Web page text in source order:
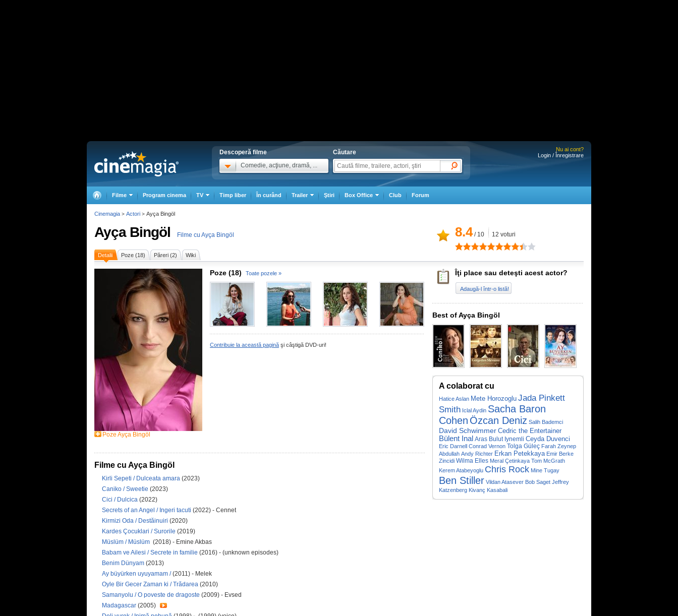
Descoperă filme
Comedie, acţiune, dramă, ...
Căutare
Nu ai cont?
Login / Înregistrare
Filme Program cinema TV Timp liber În curând Trailer Ştiri Box Office Club Forum
Ayça Bingöl Filme cu Ayça Bingöl 8.4/ 10 12 voturi
Detalii Poze (18) Păreri (2) Wiki
Poze Ayça Bingöl
Poze (18) Toate pozele »
Contribuie la această pagină şi câştigă DVD-uri!
Filme cu Ayça Bingöl
Kirli Sepeti / Dulceata amara (2023)
Caniko / Sweetie (2023)
Cici / Dulcica (2022)
Secrets of an Angel / Ingeri tacuti (2022) - Cennet
Kirmizi Oda / Destăinuiri (2020)
Kardes Çocuklari / Surorile (2019)
Müslüm / Müslüm (2018) - Emine Akbas
Babam ve Ailesi / Secrete in familie (2016) - (unknown episodes)
Benim Dünyam (2013)
Ay büyürken uyuyamam /(2011) - Melek
Oyle Bir Gecer Zaman ki / Trădarea (2010)
Samanyolu / O poveste de dragoste (2009) - Evsed
Madagascar (2005)
Îţi place sau deteşti acest actor?
Adaugă-l într-o listă!
Best of Ayça Bingöl
A colaborat cu
Hatice Aslan Mete Horozoglu Jada Pinkett
Smith Iclal Aydin Sacha Baron
Cohen Özcan Deniz Salih Bademci
David Schwimmer Cedric the Entertainer
Bülent Inal Aras Bulut Iynemli Ceyda Duvenci
Eric Darnell Conrad Vernon Tolga Güleç Farah Zeynep
Abdullah Andy Richter Erkan Petekkaya Emir Berke
Zincidi Wilma Elles Meral Çetinkaya Tom McGrath
Kerem Atabeyoglu Chris Rock Mine Tugay
Ben Stiller Vildan Atasever Bob Saget Jeffrey
Katzenberg Kivanç Kasabali
Cinemagia > Actori > Ayça Bingöl